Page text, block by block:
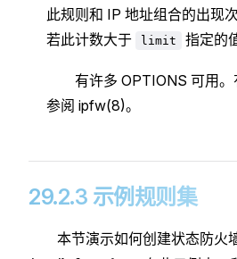
此规则和 IP 地址组合的出现
若此计数大于
limit 指定的
有许多 OPTIONS 可用
参阅 ipfw(8)。
29.2.3 示例规则集
本节演示如何创建状态防火